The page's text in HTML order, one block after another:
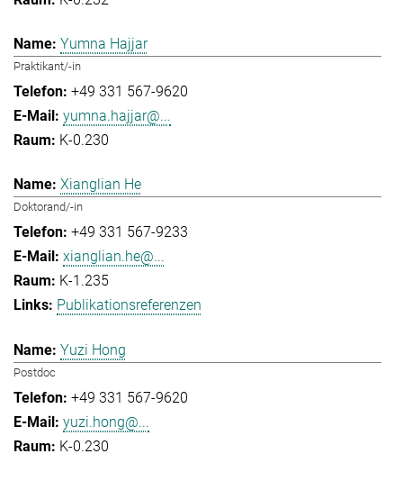
Yumna Hajjar
Praktikant/-in
+49 331 567-9620
yumna.hajjar@...
K-0.230
Xianglian He
Doktorand/-in
+49 331 567-9233
xianglian.he@...
K-1.235
Publikationsreferenzen
Yuzi Hong
Postdoc
+49 331 567-9620
yuzi.hong@...
K-0.230